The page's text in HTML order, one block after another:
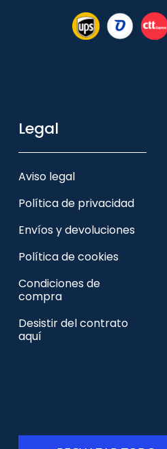
Legal
Aviso legal
Política de privacidad
Envíos y devoluciones
Política de cookies
Condiciones de
compra
Desistir del contrato
aquí
los